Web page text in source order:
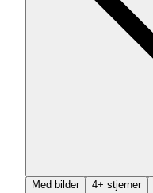
Med bilder 4+ stjerner